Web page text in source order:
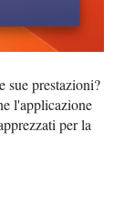
sue prestazioni?
l'applicazione
per la